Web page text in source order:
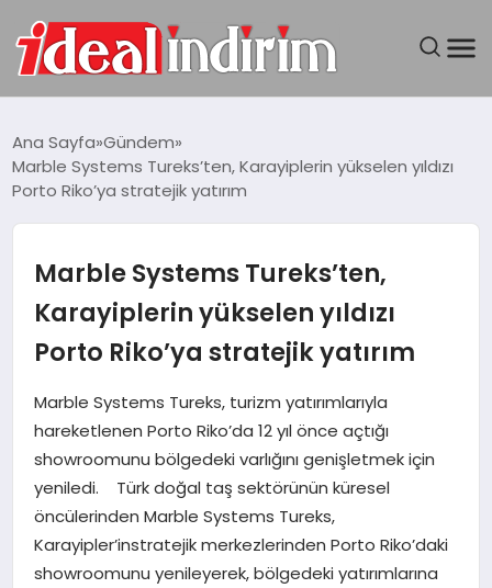
BILGISAYAR
TEKNOLOJI
YAŞAM
Ana Sayfa Gündem
Marble Systems Tureks’ten, Karayiplerin yükselen yıldızı
Porto Riko’ya stratejik yatırım
Marble Systems Tureks’ten,
Karayiplerin yükselen yıldızı
Porto Riko’ya stratejik yatırım
Marble Systems Tureks, turizm yatırımlarıyla
hareketlenen Porto Riko’da 12 yıl önce açtığı
showroomunu bölgedeki varlığını genişletmek için
yeniledi. Türk doğal taş sektörünün küresel
öncülerinden Marble Systems Tureks,
Karayipler’instratejik merkezlerinden Porto Riko’daki
showroomunu yenileyerek, bölgedeki yatırımlarına